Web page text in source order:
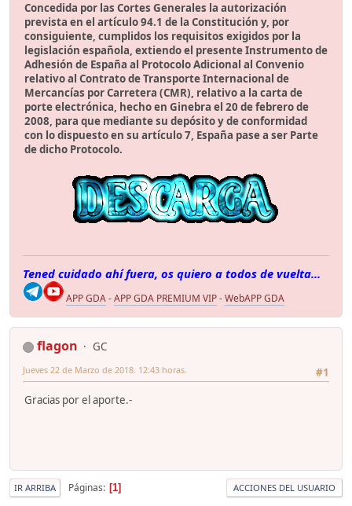
Concedida por las Cortes Generales la autorización
prevista en el artículo 94.1 de la Constitución y, por
consiguiente, cumplidos los requisitos exigidos por la
legislación española, extiendo el presente Instrumento de
Adhesión de España al Protocolo Adicional al Convenio
relativo al Contrato de Transporte Internacional de
Mercancías por Carretera (CMR), relativo a la carta de
porte electrónica, hecho en Ginebra el 20 de febrero de
2008, para que mediante su depósito y de conformidad
con lo dispuesto en su artículo 7, España pase a ser Parte
de dicho Protocolo.
Tened cuidado ahí fuera, os quiero a todos de vuelta...
APP GDA-APP GDA PREMIUM VIP-WebAPP GDA
flagon
GC
#1
Jueves 22 de Marzo de 2018. 12:43 horas.
Gracias por el aporte.-
IR ARRIBA Páginas 1 ACCIONES DEL USUARIO